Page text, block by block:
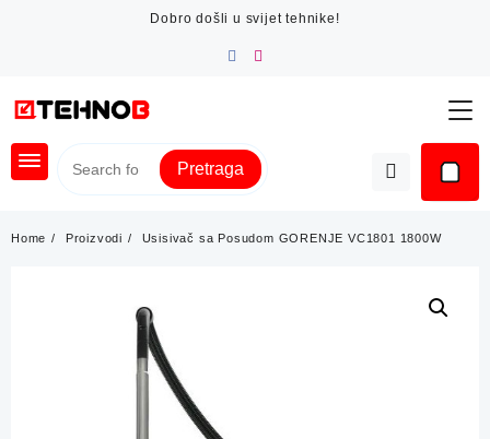
Dobro došli u svijet tehnike!
Pretraga
Home Proizvodi Usisivač sa Posudom GORENJE VC1801 1800W